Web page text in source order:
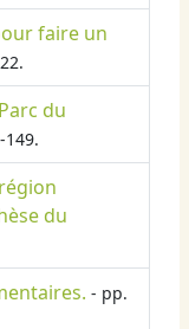
faire un
du
149.
du
- pp.